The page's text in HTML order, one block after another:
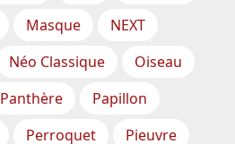
Masque
NEXT
Néo Classique
Oiseau
Panthère
Papillon
Perroquet
Pieuvre